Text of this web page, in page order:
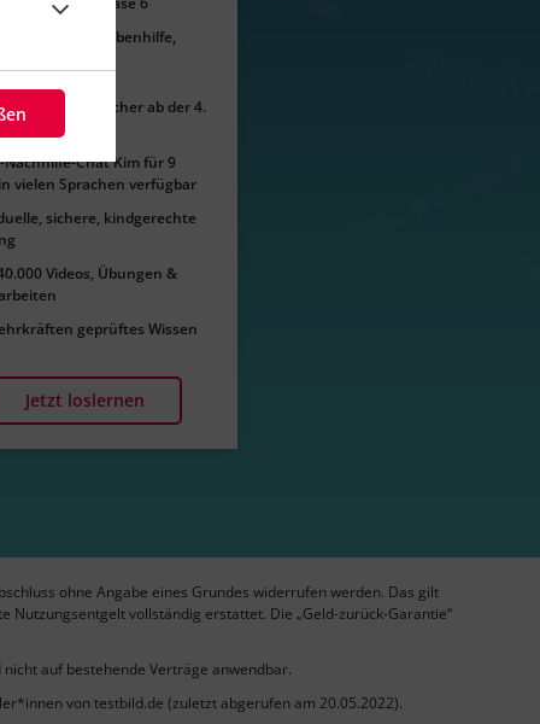
Hausaufgabenhilfe,
für 9 Fächer ab der 4.
Chat Kim für 9
vielen Sprachen verfügbar
sichere, kindgerechte
Videos, Übungen &
geprüftes Wissen
Jetzt loslernen
ohne Angabe eines Grundes widerrufen werden. Das gilt
vollständig erstattet. Die „Geld-zurück-Garantie“
auf bestehende Verträge anwendbar.
von testbild.de (zuletzt abgerufen am 20.05.2022).